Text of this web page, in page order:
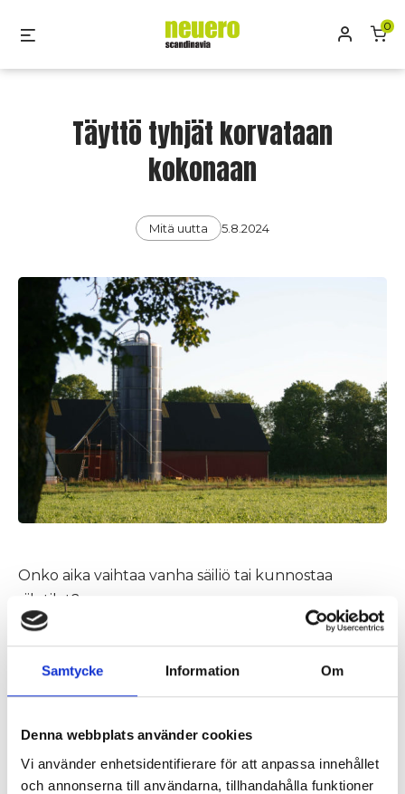
Samtycke Information Om
Denna webbplats använder cookies
Vi använder enhetsidentifierare för att anpassa innehållet
och annonserna till användarna, tillhandahålla funktioner
Oma tili
0
Täyttö tyhjät korvataan
kokonaan
Categories
Mitä uutta
Post
5.8.2024
Onko aika vaihtaa vanha säiliö tai kunnostaa
siilotilat?
Meillä on tarvitsemasi ratkaisut!
Soita meille nyt numeroon 0774-48 28 80 tai
suoraan numeroon 070-656 52 43 (Kansainvälinen:
+46 774 48 28 80, +46 70 656 52 43).
Valitsealkuperäinen, joka kestää!